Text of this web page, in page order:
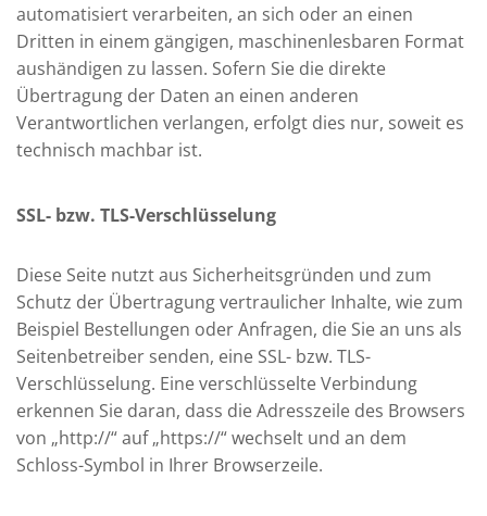
automatisiert verarbeiten, an sich oder an einen
Dritten in einem gängigen, maschinenlesbaren Format
aushändigen zu lassen. Sofern Sie die direkte
Übertragung der Daten an einen anderen
Verantwortlichen verlangen, erfolgt dies nur, soweit es
technisch machbar ist.
SSL- bzw. TLS-Verschlüsselung
Diese Seite nutzt aus Sicherheitsgründen und zum
Schutz der Übertragung vertraulicher Inhalte, wie zum
Beispiel Bestellungen oder Anfragen, die Sie an uns als
Seitenbetreiber senden, eine SSL- bzw. TLS-
Verschlüsselung. Eine verschlüsselte Verbindung
erkennen Sie daran, dass die Adresszeile des Browsers
von „http://“ auf „https://“ wechselt und an dem
Schloss-Symbol in Ihrer Browserzeile.